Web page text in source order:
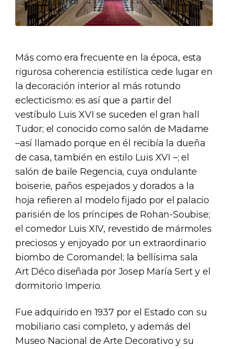
Más como era frecuente en la época, esta
rigurosa coherencia estilística cede lugar en
la decoración interior al más rotundo
eclecticismo: es así que a partir del
vestíbulo Luis XVI se suceden el gran hall
Tudor; el conocido como salón de Madame
–así llamado porque en él recibía la dueña
de casa, también en estilo Luis XVI –; el
salón de baile Regencia, cuya ondulante
boiserie, paños espejados y dorados a la
hoja refieren al modelo fijado por el palacio
parisién de los príncipes de Rohan-Soubise;
el comedor Luis XIV, revestido de mármoles
preciosos y enjoyado por un extraordinario
biombo de Coromandel; la bellísima sala
Art Déco diseñada por Josep María Sert y el
dormitorio Imperio.
Fue adquirido en 1937 por el Estado con su
mobiliario casi completo, y además del
Museo Nacional de Arte Decorativo y su